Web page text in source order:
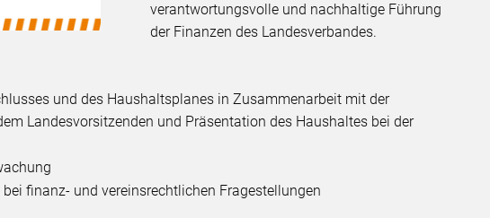
verantwortungsvolle und nachhaltige Führung
der Finanzen des Landesverbandes.
und des Haushaltsplanes in Zusammenarbeit mit der
Landesvorsitzenden und Präsentation des Haushaltes bei der
finanz- und vereinsrechtlichen Fragestellungen